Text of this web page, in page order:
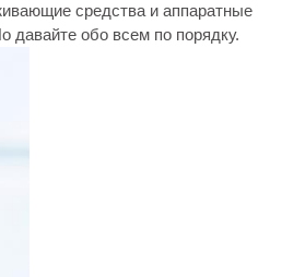
средства и аппаратные
давайте обо всем по порядку.